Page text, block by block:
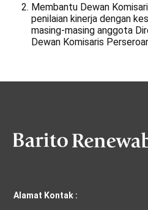
Membantu Dewan
penilaian kinerja dengan
masing-masing anggota
Dewan Komisaris
Alamat Kontak :